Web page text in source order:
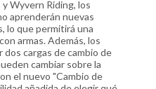
Wyvern Riding, los
aprenderán nuevas
lo que permitirá una
armas. Además, los
cargas de cambio de
cambiar sobre la
el nuevo "Cambio de